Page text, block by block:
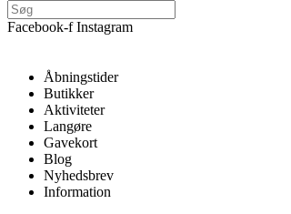
Facebook-f Instagram
Åbningstider
Butikker
Aktiviteter
Langøre
Gavekort
Blog
Nyhedsbrev
Information